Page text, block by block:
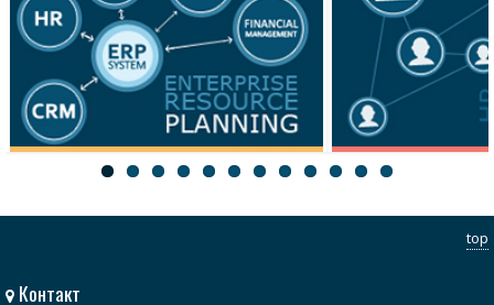
Персонал
top
Контакт